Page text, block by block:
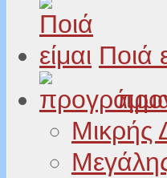
Ποιά
Μικρής